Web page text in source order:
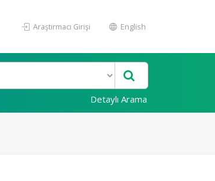
Araştırmacı Girişi English
Detaylı Arama